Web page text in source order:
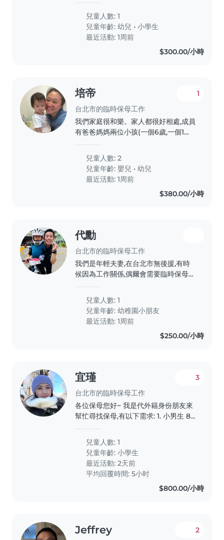
迎與我聯絡!我家有一名活潑好動且充
滿創意的學齡前孩童,歡迎喜歡小動物的
全職或臨時保母到府照顧。若您會說中
文或英文,都歡迎與我聯絡!我家有一名
活潑好動且充滿創意的學齡前孩童,歡迎
學齡前孩童,歡迎喜歡小動物的全職或臨
時保母到府照顧。若您會說中文或英文,
都歡迎與我聯絡!我家有一名活潑好動
且充滿創意的學齡前孩童,歡迎喜歡小動
物的全職或臨時保母到府照顧。若您會
兒童人數: 1
兒童年齡:幼兒 •小學生
最近活動: 1周前
$300.00/小時
培帝
台北市的臨時保母工作
1
我們家庭很和樂。家人都很好相處,成員
有爸爸媽媽兩位小孩(一個6歲,一個1歲)
需要找的褓母要有耐性細心,謹慎小心
兒童人數: 2
兒童年齡:嬰兒 •幼兒
最近活動: 1周前
$380.00/小時
代勳
台北市的臨時保母工作
我們是年輕夫妻,在台北市無後援,有時
候因為工作關係,偶爾會需要臨時保母。
媽的問題。謝謝。
兒童人數: 1
兒童年齡:幼稚園小朋友
最近活動: 1周前
$250.00/小時
宜瑾
台北市的臨時保母工作
3
各位保母您好~ 我是代外籍身份朋友來
幫忙尋找保母,有以下需求: 1. 小男生 8
文,所以保母以中文對話為主、英文為輔
2. 時間:9-12 月,每週1~5協助上下學接送
(早&傍晚 ),放學接回家以後簡單陪做作
業直到家長下班返家 3. 地點:住家大直,
學校士林 4. 交通:以計程車/Uber 為主,
家長出車資 5. 餐食:不需準備..
兒童人數: 1
兒童年齡:小學生
最近活動: 2天前
平均回覆時間: 5小时
$800.00/小時
Jeffrey 2